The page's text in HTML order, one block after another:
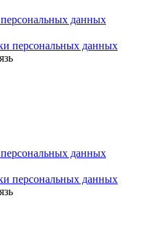
данных
персональных данных
данных
персональных данных